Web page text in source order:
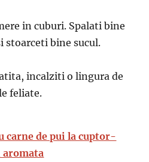
in cuburi. Spalati bine
stoarceti bine sucul.
incalziti o lingura de
feliate.
carne de pui la cuptor-
aromata